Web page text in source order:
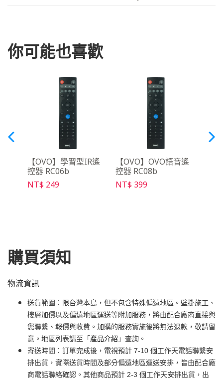
你可能也喜歡
【OVO】學習型IR遙
控器 RC06b
NT$ 249
【OVO】OVO語音遙
控器 RC08b
NT$ 399
購買須知
物流資訊
送貨範圍：限台灣本島，但不包含特殊偏遠地區。壁掛施工、
樓層加價以及偏遠地區運送等附加服務，將由配合廠商直接與
您聯繫、報價與收費。加購的服務實施後將無法退款，敬請留
意。地區列表請至「 產品介紹 」查詢。
寄送時間：訂單完成後，電視預計 7-10 個工作天電話聯繫安
排出貨，實際送貨時間及部分偏遠地區運送安排，皆由配合廠
商電話聯絡確認。其他商品預計 2-3 個工作天安排出貨，出